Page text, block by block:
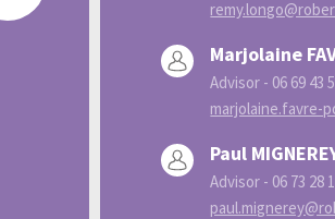
Marjolaine
Advisor - 06 69 43
marjolaine.favre-
Paul
Advisor - 06 73 28